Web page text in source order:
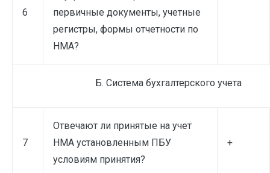
6
первичные документы, учетные
регистры, формы отчетности по
НМА?
Б. Система бухгалтерского учета
7
Отвечают ли принятые на учет
НМА установленным ПБУ
условиям принятия?
+